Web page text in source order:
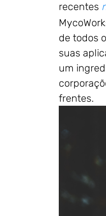
recentes
de todos
suas
um
frentes.